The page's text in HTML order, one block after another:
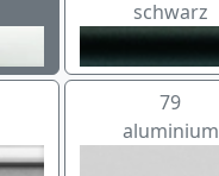
schwarz
79
aluminium